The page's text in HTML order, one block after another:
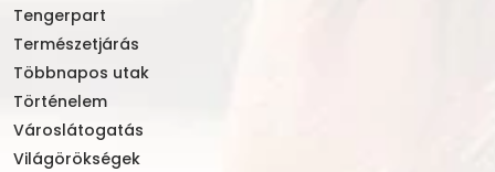
Tengerpart
Természetjárás
Többnapos utak
Történelem
Városlátogatás
Világörökségek